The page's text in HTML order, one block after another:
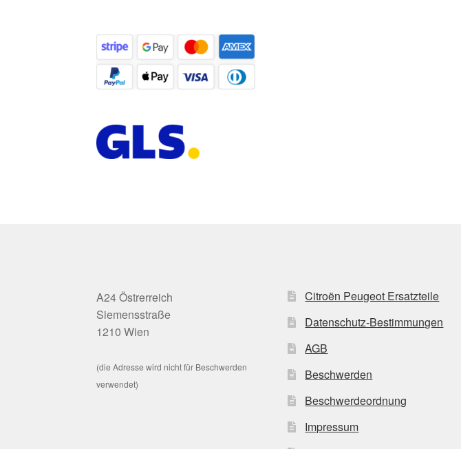
A24 Östrerreich
Siemensstraße
1210 Wien
(die Adresse wird nicht für Beschwerden
verwendet)
Citroën Peugeot Ersatzteile
Datenschutz-Bestimmungen
AGB
Beschwerden
Beschwerdeordnung
Impressum